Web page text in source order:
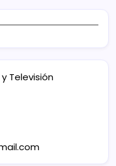
Televisión